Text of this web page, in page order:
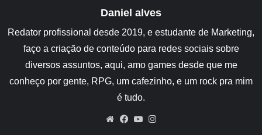
marcador de missão a marcador de missão.
camadas, seções de plataforma, tesouros
escondidos, quebra-cabeças ambientais e
interação de objetos.
Combate a ação de rolagem lateral com um
sistema de troca de três caracteres. Assim,
você troca companheiros de equipe em tempo
Daniel alves
Redator profissional desde 2019, e estudante de Marketing,
faço a criação de conteúdo para redes sociais sobre
diversos assuntos, aqui, amo games desde que me
conheço por gente, RPG, um cafezinho, e um rock pra mim
é tudo.
WebsiteFacebook
YouTube